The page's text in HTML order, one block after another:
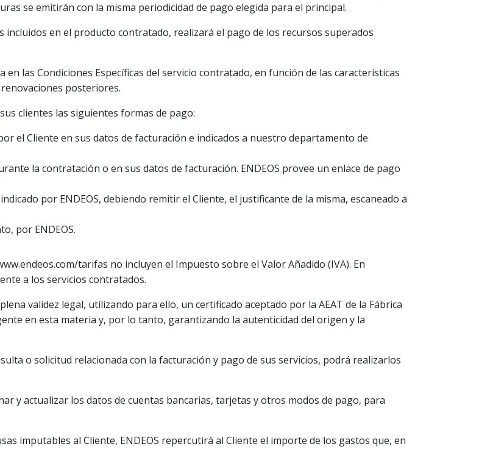
se emitirán con la misma periodicidad de pago elegida para el principal.
incluidos en el producto contratado, realizará el pago de los recursos superados
las Condiciones Específicas del servicio contratado, en función de las características
posteriores.
clientes las siguientes formas de pago:
el Cliente en sus datos de facturación e indicados a nuestro departamento de
la contratación o en sus datos de facturación. ENDEOS provee un enlace de pago
por ENDEOS, debiendo remitir el Cliente, el justificante de la misma, escaneado a
por ENDEOS.
tarifas no incluyen el Impuesto sobre el Valor Añadido (IVA). En
a los servicios contratados.
validez legal, utilizando para ello, un certificado aceptado por la AEAT de la Fábrica
en esta materia y, por lo tanto, garantizando la autenticidad del origen y la
o solicitud relacionada con la facturación y pago de sus servicios, podrá realizarlos
y actualizar los datos de cuentas bancarias, tarjetas y otros modos de pago, para
imputables al Cliente, ENDEOS repercutirá al Cliente el importe de los gastos que, en